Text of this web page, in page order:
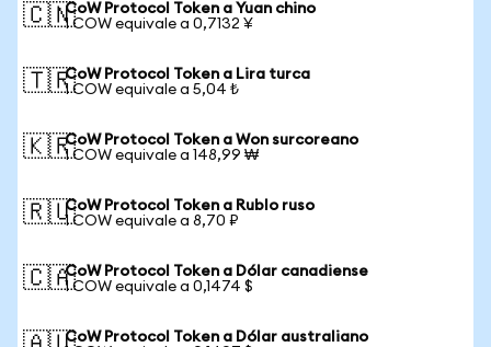
🇨🇳CoW Protocol Token a Yuan chino
1 COW equivale a 0,7132 ¥
🇹🇷CoW Protocol Token a Lira turca
1 COW equivale a 5,04 ₺
🇰🇷CoW Protocol Token a Won surcoreano
1 COW equivale a 148,99 ₩
🇷🇺CoW Protocol Token a Rublo ruso
1 COW equivale a 8,70 ₽
🇨🇦CoW Protocol Token a Dólar canadiense
1 COW equivale a 0,1474 $
CoW Protocol Token a Dólar australiano